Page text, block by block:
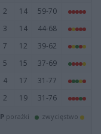
2 14
59-70
3 14
44-68
7 12
39-62
5 15
37-69
4 17
31-77
2 19 31-76
P porażki ·
zwycięstwo